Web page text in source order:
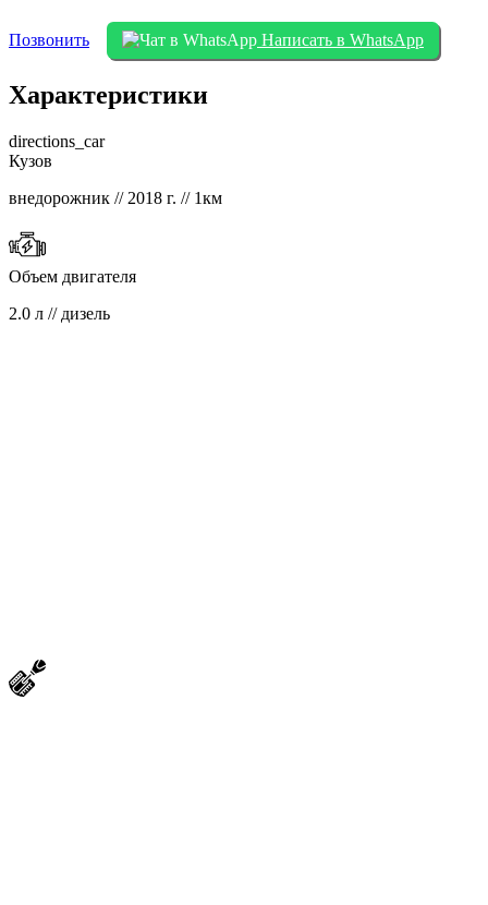
Позвонить Написать в WhatsApp
Характеристики
directions_car
Кузов
внедорожник // 2018 г. // 1км
Объем двигателя
2.0 л // дизель